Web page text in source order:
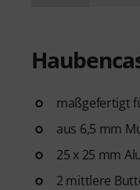
maßgefertigt
aus 6,5 mm
25 x 25 mm
2 mittlere